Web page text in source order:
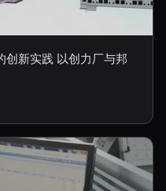
创新实践 以创力厂与邦